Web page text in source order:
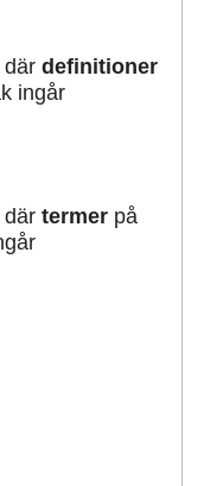
där definitioner
ingår
där termerpå